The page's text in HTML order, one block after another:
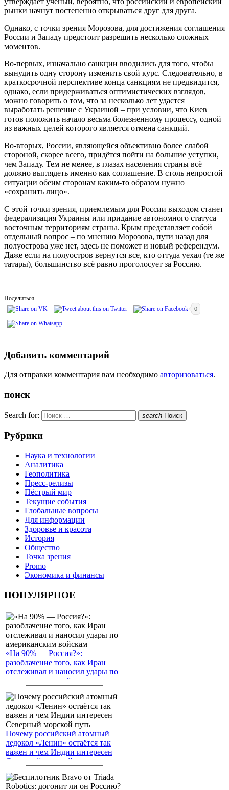
рынки начнут постепенно открываться друг для друга.
Однако, с точки зрения Морозова, для достижения соглашения
России и Западу предстоит разрешить несколько сложных
моментов.
Во-первых, изначально санкции вводились для того, чтобы
вынудить одну сторону изменить свой курс. Следовательно, в
краткосрочной перспективе конца санкциям не предвидится,
однако, если придерживаться оптимистических взглядов,
можно говорить о том, что за несколько лет удастся
выработать решение с Украиной – при условии, что Киев
готов положить начало весьма болезненному процессу, одной
из важных целей которого является отмена санкций.
Во-вторых, России, являющейся объективно более слабой
стороной, скорее всего, придётся пойти на большие уступки,
чем Западу. Тем не менее, в глазах населения страны всё
должно выглядеть именно как соглашение. В столь непростой
ситуации обеим сторонам каким-то образом нужно
«сохранить лицо».
С этой точки зрения, приемлемым для России выходом станет
федерализация Украины или придание автономного статуса
восточным территориям страны. Крым представляет собой
отдельный вопрос – по мнению Морозова, пути назад для
полуострова уже нет, здесь не поможет и новый референдум.
Даже если на полуостров вернутся все, кто оттуда уехал (те же
татары), большинство всё равно проголосует за Россию.
Поделиться...
0
Добавить комментарий
Для отправки комментария вам необходимо авторизоваться.
поиск
Search for: search Поиск
Рубрики
Наука и технологии
Аналитика
Геополитика
Пресс-релизы
Пёстрый мир
Текущие события
Глобальные вопросы
Для информации
Здоровье и красота
История
Общество
Точка зрения
Promo
Экономика и финансы
ПОПУЛЯРНОЕ
«На 90% — Россия?»:
разоблачение того, как Иран
отслеживал и наносил удары по
американским войскам
Почему российский атомный
ледокол «Ленин» остаётся так
важен и чем Индии интересен
Северный морской путь